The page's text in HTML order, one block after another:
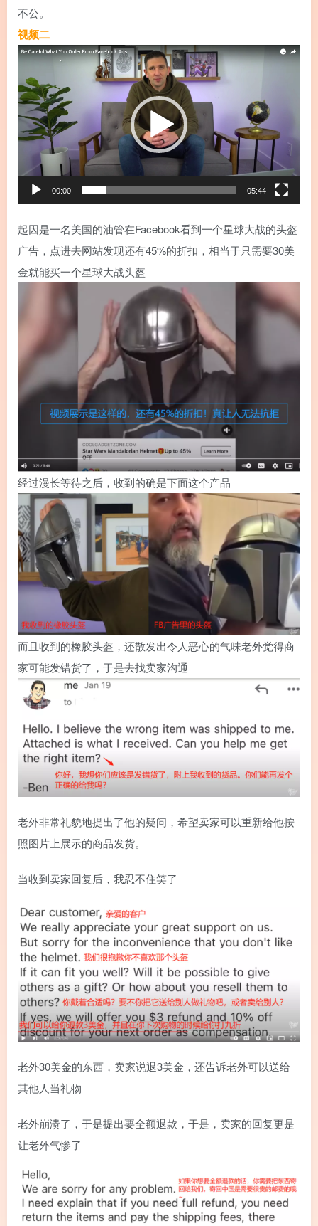
不公。
视频二
视
频
播
放
器
00:00 05:44
起因是一名美国的油管在Facebook看到一个星球大战的头盔
广告，点进去网站发现还有45%的折扣，相当于只需要30美
金就能买一个星球大战头盔
经过漫长等待之后，收到的确是下面这个产品
而且收到的橡胶头盔，还散发出令人恶心的气味老外觉得商
家可能发错货了，于是去找卖家沟通
老外非常礼貌地提出了他的疑问，希望卖家可以重新给他按
照图片上展示的商品发货。
当收到卖家回复后，我忍不住笑了
老外30美金的东西，卖家说退3美金，还告诉老外可以送给
其他人当礼物
老外崩溃了，于是提出要全额退款，于是，卖家的回复更是
让老外气惨了